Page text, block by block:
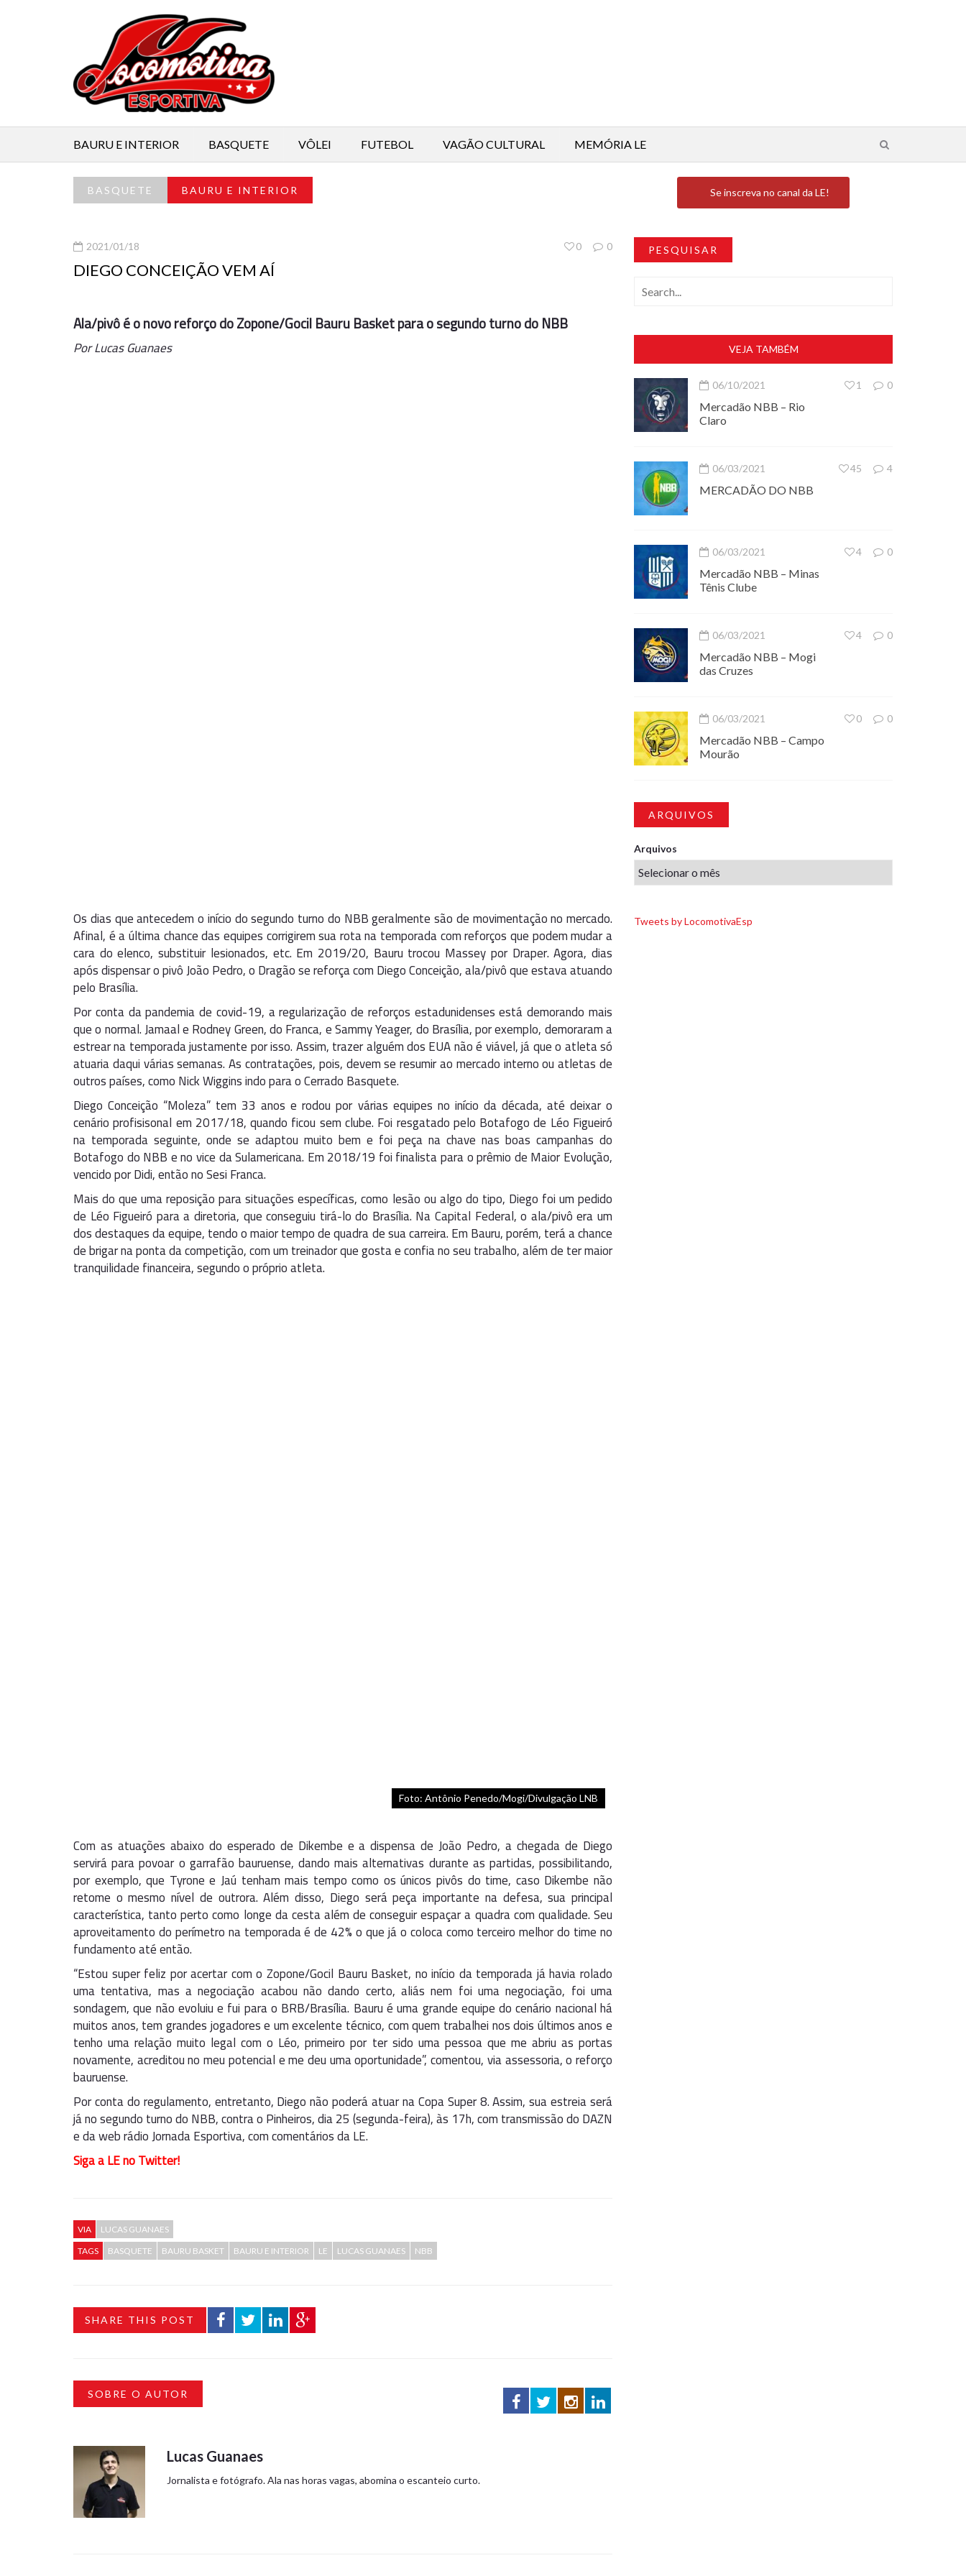
BAURU E INTERIOR BASQUETE VÔLEI FUTEBOL VAGÃO CULTURAL MEMÓRIA LE
BASQUETE BAURU E INTERIOR
2021/01/18 0
0
DIEGO CONCEIÇÃO VEM AÍ
Ala/pivô é o novo reforço do Zopone/Gocil Bauru Basket para o segundo turno do NBB
Por Lucas Guanaes
Os dias que antecedem o início do segundo turno do NBB geralmente são de movimentação no mercado.
Afinal, é a última chance das equipes corrigirem sua rota na temporada com reforços que podem mudar a
cara do elenco, substituir lesionados, etc. Em 2019/20, Bauru trocou Massey por Draper. Agora, dias
após dispensar o pivô João Pedro, o Dragão se reforça com Diego Conceição, ala/pivô que estava atuando
pelo Brasília.
Por conta da pandemia de covid-19, a regularização de reforços estadunidenses está demorando mais
que o normal. Jamaal e Rodney Green, do Franca, e Sammy Yeager, do Brasília, por exemplo, demoraram a
estrear na temporada justamente por isso. Assim, trazer alguém dos EUA não é viável, já que o atleta só
atuaria daqui várias semanas. As contratações, pois, devem se resumir ao mercado interno ou atletas de
outros países, como Nick Wiggins indo para o Cerrado Basquete.
Diego Conceição “Moleza” tem 33 anos e rodou por várias equipes no início da década, até deixar o
cenário profisisonal em 2017/18, quando ficou sem clube. Foi resgatado pelo Botafogo de Léo Figueiró
na temporada seguinte, onde se adaptou muito bem e foi peça na chave nas boas campanhas do
Botafogo do NBB e no vice da Sulamericana. Em 2018/19 foi finalista para o prêmio de Maior Evolução,
vencido por Didi, então no Sesi Franca.
Mais do que uma reposição para situações específicas, como lesão ou algo do tipo, Diego foi um pedido
de Léo Figueiró para a diretoria, que conseguiu tirá-lo do Brasília. Na Capital Federal, o ala/pivô era um
dos destaques da equipe, tendo o maior tempo de quadra de sua carreira. Em Bauru, porém, terá a chance
de brigar na ponta da competição, com um treinador que gosta e confia no seu trabalho, além de ter maior
tranquilidade financeira, segundo o próprio atleta.
Foto: Antônio Penedo/Mogi/Divulgação LNB
Com as atuações abaixo do esperado de Dikembe e a dispensa de João Pedro, a chegada de Diego
servirá para povoar o garrafão bauruense, dando mais alternativas durante as partidas, possibilitando,
por exemplo, que Tyrone e Jaú tenham mais tempo como os únicos pivôs do time, caso Dikembe não
retome o mesmo nível de outrora. Além disso, Diego será peça importante na defesa, sua principal
característica, tanto perto como longe da cesta além de conseguir espaçar a quadra com qualidade. Seu
aproveitamento do perímetro na temporada é de 42% o que já o coloca como terceiro melhor do time no
fundamento até então.
“Estou super feliz por acertar com o Zopone/Gocil Bauru Basket, no início da temporada já havia rolado
uma tentativa, mas a negociação acabou não dando certo, aliás nem foi uma negociação, foi uma
sondagem, que não evoluiu e fui para o BRB/Brasília. Bauru é uma grande equipe do cenário nacional há
muitos anos, tem grandes jogadores e um excelente técnico, com quem trabalhei nos dois últimos anos e
tenho uma relação muito legal com o Léo, primeiro por ter sido uma pessoa que me abriu as portas
novamente, acreditou no meu potencial e me deu uma oportunidade”, comentou, via assessoria, o reforço
bauruense.
Por conta do regulamento, entretanto, Diego não poderá atuar na Copa Super 8. Assim, sua estreia será
já no segundo turno do NBB, contra o Pinheiros, dia 25 (segunda-feira), às 17h, com transmissão do DAZN
e da web rádio Jornada Esportiva, com comentários da LE.
Siga a LE no Twitter!
VIA
LUCAS GUANAES
TAGS
BASQUETE BAURU BASKET BAURU E INTERIOR LE LUCAS GUANAES NBB
SHARE THIS POST
SOBRE O AUTOR
Lucas Guanaes
Jornalista e fotógrafo. Ala nas horas vagas, abomina o escanteio curto.
Se inscreva no canal da LE!
PESQUISAR
VEJA TAMBÉM
06/10/2021 0
1
Mercadão NBB – Rio
Claro
06/03/2021 4
45
MERCADÃO DO NBB
06/03/2021 0
4
Mercadão NBB – Minas
Tênis Clube
06/03/2021 0
4
Mercadão NBB – Mogi
das Cruzes
06/03/2021 0
0
Mercadão NBB – Campo
Mourão
ARQUIVOS
Arquivos
Tweets by LocomotivaEsp